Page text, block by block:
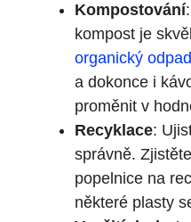
Kompostování
kompost je
organický odpad
a dokonce i
proměnit v
Recyklace:
správně.
popelnice na
některé plasty